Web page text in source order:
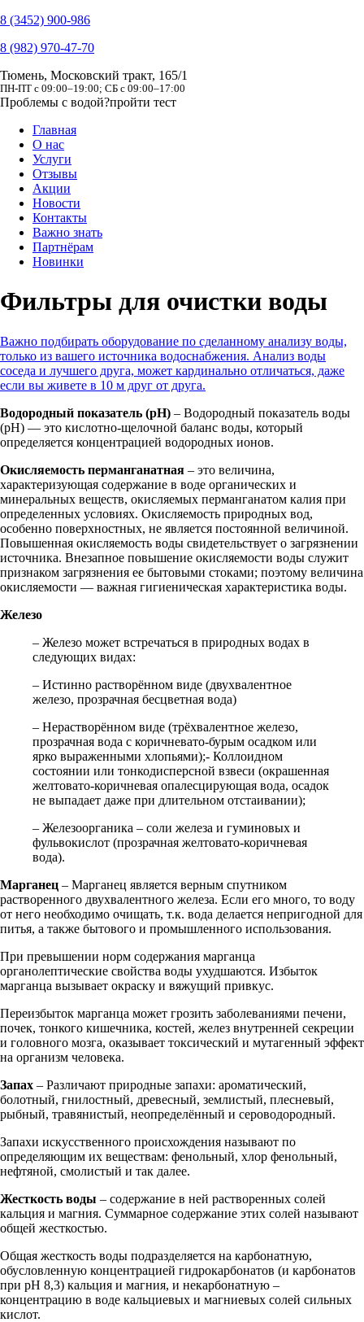
8 (3452) 900-986
8 (982) 970-47-70
Тюмень, Московский тракт, 165/1
ПН-ПТ с 09:00–19:00; СБ с 09:00–17:00
Проблемы с водой?пройти тест
Главная
О нас
Услуги
Отзывы
Акции
Новости
Контакты
Важно знать
Партнёрам
Новинки
Фильтры для очистки воды
Важно подбирать оборудование по сделанному анализу воды,
только из вашего источника водоснабжения. Анализ воды
соседа и лучшего друга, может кардинально отличаться, даже
если вы живете в 10 м друг от друга.
Водородный показатель (pH) – Водородный показатель воды
(pH) — это кислотно-щелочной баланс воды, который
определяется концентрацией водородных ионов.
Окисляемость перманганатная – это величина,
характеризующая содержание в воде органических и
минеральных веществ, окисляемых перманганатом калия при
определенных условиях. Окисляемость природных вод,
особенно поверхностных, не является постоянной величиной.
Повышенная окисляемость воды свидетельствует о загрязнении
источника. Внезапное повышение окисляемости воды служит
признаком загрязнения ее бытовыми стоками; поэтому величина
окисляемости — важная гигиеническая характеристика воды.
Железо
– Железо может встречаться в природных водах в
следующих видах:
– Истинно растворённом виде (двухвалентное
железо, прозрачная бесцветная вода)
– Нерастворённом виде (трёхвалентное железо,
прозрачная вода с коричневато-бурым осадком или
ярко выраженными хлопьями);- Коллоидном
состоянии или тонкодисперсной взвеси (окрашенная
желтовато-коричневая опалесцирующая вода, осадок
не выпадает даже при длительном отстаивании);
– Железоорганика – соли железа и гуминовых и
фульвокислот (прозрачная желтовато-коричневая
вода).
Марганец – Марганец является верным спутником
растворенного двухвалентного железа. Если его много, то воду
от него необходимо очищать, т.к. вода делается непригодной для
питья, а также бытового и промышленного использования.
При превышении норм содержания марганца
органолептические свойства воды ухудшаются. Избыток
марганца вызывает окраску и вяжущий привкус.
Переизбыток марганца может грозить заболеваниями печени,
почек, тонкого кишечника, костей, желез внутренней секреции
и головного мозга, оказывает токсический и мутагенный эффект
на организм человека.
Запах – Различают природные запахи: ароматический,
болотный, гнилостный, древесный, землистый, плесневый,
рыбный, травянистый, неопределённый и сероводородный.
Запахи искусственного происхождения называют по
определяющим их веществам: фенольный, хлор фенольный,
нефтяной, смолистый и так далее.
Жесткость воды – содержание в ней растворенных солей
кальция и магния. Суммарное содержание этих солей называют
общей жесткостью.
Общая жесткость воды подразделяется на карбонатную,
обусловленную концентрацией гидрокарбонатов (и карбонатов
при рН 8,3) кальция и магния, и некарбонатную –
концентрацию в воде кальциевых и магниевых солей сильных
кислот.